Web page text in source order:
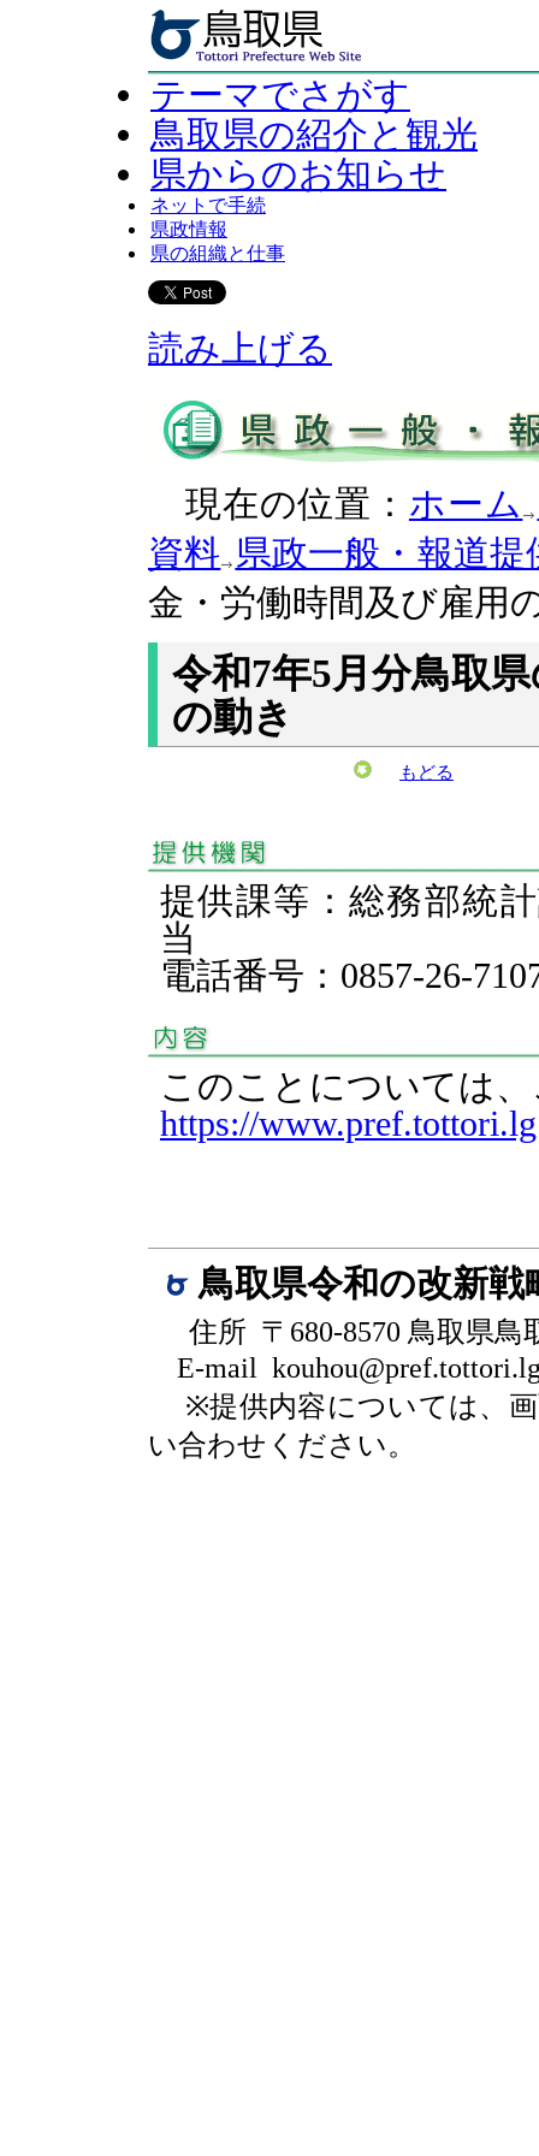
テーマでさがす
鳥取県の紹介と観光
県からのお知らせ
ネットで手続
県政情報
県の組織と仕事
読み上げる
現在の位置： ホーム
資料 県政一般・報道提
金・労働時間及び雇用
令和7年5月分鳥取
の動き
もどる
提供課等：総務部
当
電話番号：0857-26-
このことについては
https://
鳥取県令和の改新
住所 〒680-8570 鳥取県鳥
E-mail
※提供内容については、
い合わせください。